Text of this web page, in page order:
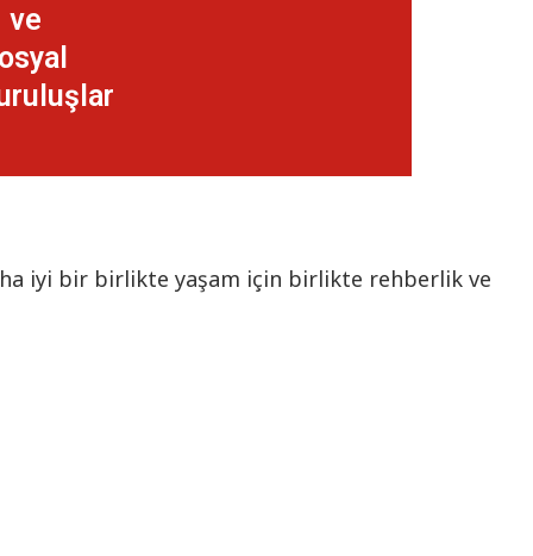
ve
iyi bir birlikte yaşam için birlikte rehberlik ve